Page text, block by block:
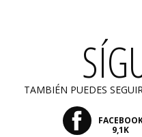
TAMBIÉN PUEDES
9,1K